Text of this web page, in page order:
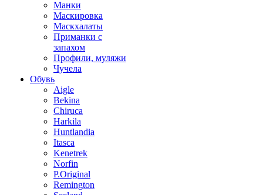
Манки
Маскировка
Маскхалаты
Приманки с
запахом
Профили, муляжи
Чучела
Обувь
Aigle
Bekina
Chiruсa
Harkila
Huntlandia
Itasca
Kenetrek
Norfin
P.Original
Remington